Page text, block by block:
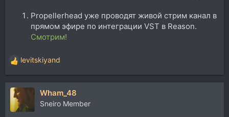
Propellerhead уже проводят живой стрим канал в
прямом эфире по интеграции VST в Reason.
Смотрим!
Р
е
а
к
ц
и
levitskiyand
Wham_48
Sneiro Member